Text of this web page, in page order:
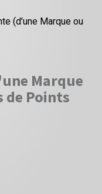
(d'une Marque ou
Marque
de Points